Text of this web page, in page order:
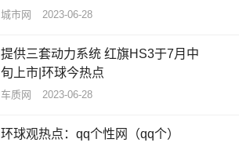
城市网 2023-06-28
提供三套动力系统 红旗HS3于7月中
旬上市|环球今热点
车质网 2023-06-28
环球观热点：qq个性网（qq个）